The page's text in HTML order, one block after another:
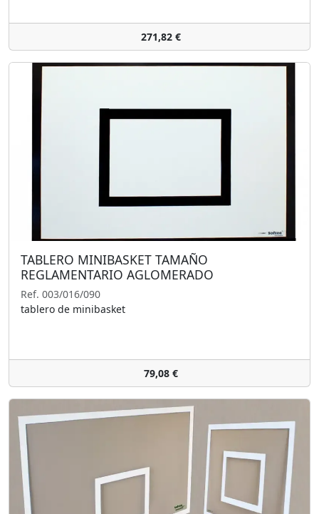
271,82 €
TABLERO MINIBASKET TAMAÑO
REGLAMENTARIO AGLOMERADO
Ref. 003/016/090
tablero de minibasket
79,08 €